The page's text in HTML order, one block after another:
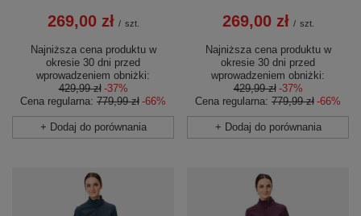
269,00 zł / szt.
Najniższa cena produktu w
okresie 30 dni przed
wprowadzeniem obniżki:
429,99 zł -37%
Cena regularna: 779,99 zł -66%
+ Dodaj do porównania
269,00 zł / szt.
Najniższa cena produktu w
okresie 30 dni przed
wprowadzeniem obniżki:
429,99 zł -37%
Cena regularna: 779,99 zł -66%
+ Dodaj do porównania